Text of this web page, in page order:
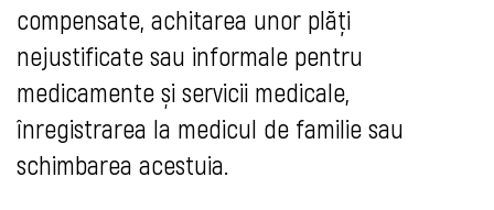
compensate, achitarea unor plăţi
nejustificate sau informale pentru
medicamente și servicii medicale,
înregistrarea la medicul de familie sau
schimbarea acestuia.